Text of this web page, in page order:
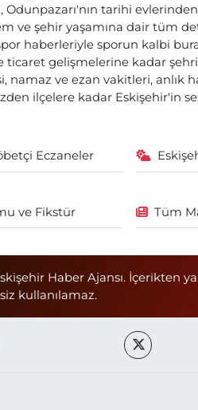
Odunpazarı'nın tarihi
ve şehir yaşamına dair tüm
haberleriyle sporun kalbi
gelişmelerine kadar
namaz ve ezan vakitleri,
ilçelere kadar Eskişehir'in
Eczaneler
ve Fikstür Tüm
Haber Ajansı. İçerikten
kullanılamaz.